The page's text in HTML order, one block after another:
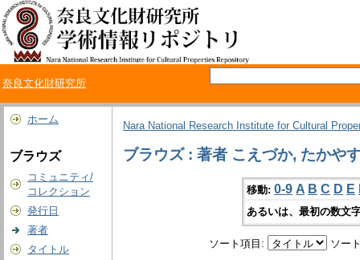
奈良文化財研究所
ホーム
ブラウズ
コミュニティ/
コレクション
発行日
著者
タイトル
Nara National Research Institute for Cultural
ブラウズ : 著者 こえづか, たかや
移動: 0-9 A B C D E
あるいは、最初の数文
ソート項目: ソー